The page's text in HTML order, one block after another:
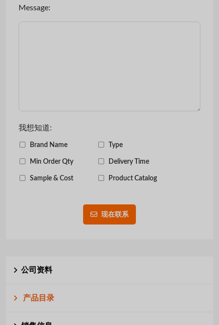
Message:
我想知道:
Brand Name Type
Min Order Qty Delivery Time
Sample & Cost Product Catalog
现在联系
公司资料
产品目录